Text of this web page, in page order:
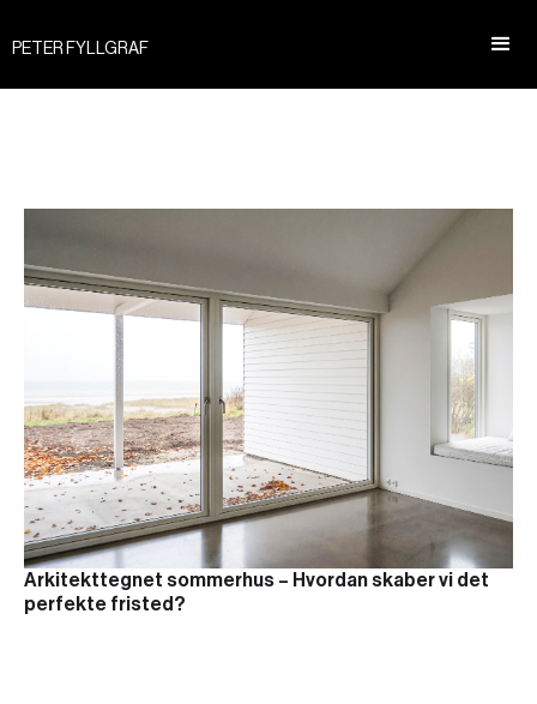
PETER FYLLGRAF
Arkitekttegnet sommerhus – Hvordan skaber vi det
perfekte fristed?